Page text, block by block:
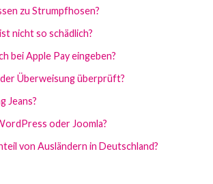
zu Strumpfhosen?
nicht so schädlich?
bei Apple Pay eingeben?
Überweisung überprüft?
Jeans?
oder Joomla?
von Ausländern in Deutschland?